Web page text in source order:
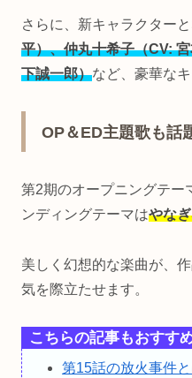
さらに、新キャラクター
平）、仲丸十希子（CV:
下誠一郎）など、豪華な
OP＆ED主題歌も話
第2期のオープニングテー
ンディングテーマはやな
美しく幻想的な楽曲が、
気を際立たせます。
こちらの記事もおすす
第15話の放火事件と